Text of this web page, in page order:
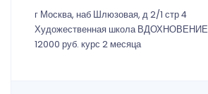
г Москва, наб Шлюзовая, д 2/1 стр 4
Художественная школа ВДОХНОВЕНИЕ
12000 руб. курс 2 месяца